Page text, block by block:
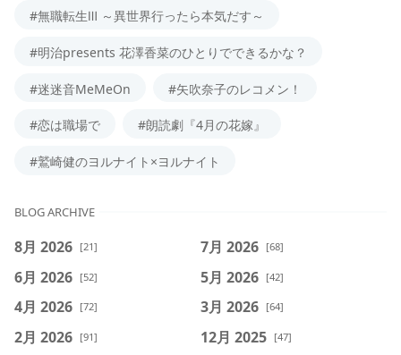
#無職転生Ⅲ ～異世界行ったら本気だす～
#明治presents 花澤香菜のひとりでできるかな？
#迷迷音MeMeOn #矢吹奈子のレコメン！
#恋は職場で #朗読劇『4月の花嫁』
#鷲崎健のヨルナイト×ヨルナイト
BLOG ARCHIVE
8月 2026 [21] 7月 2026 [68]
6月 2026 [52] 5月 2026 [42]
4月 2026 [72] 3月 2026 [64]
2月 2026 [91] 12月 2025 [47]